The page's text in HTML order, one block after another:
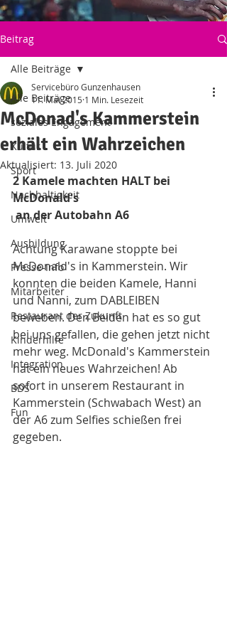
Beitrag
Alle Beiträge
soziales Engagement
Kultur
Sport
Nachhaltigkeit
Umwelt
Ausbildung
Presse-Info
Mitarbeiter
Restaurant der Zukunft
Kinderhilfe
Integration
BDS
Fun
Alle Beiträge
McDonad's Kammerstein
erhält ein Wahrzeichen
Servicebüro Gunzenhausen
11. Mai 2015 1 Min. Lesezeit
Aktualisiert: 13. Juli 2020
2 Kamele machten HALT bei
McDonald's
an der Autobahn A6
Achtung Karawane stoppte bei
McDonald's in Kammerstein. Wir
konnten die beiden Kamele, Hanni
und Nanni, zum DABLEIBEN
beweben. Den Beiden hat es so gut
bei uns gefallen, die gehen jetzt nicht
mehr weg. McDonald's Kammerstein
hat ein neues Wahrzeichen! Ab
sofort in unserem Restaurant in
Kammerstein (Schwabach West) an
der A6 zum Selfies schießen frei
gegeben.